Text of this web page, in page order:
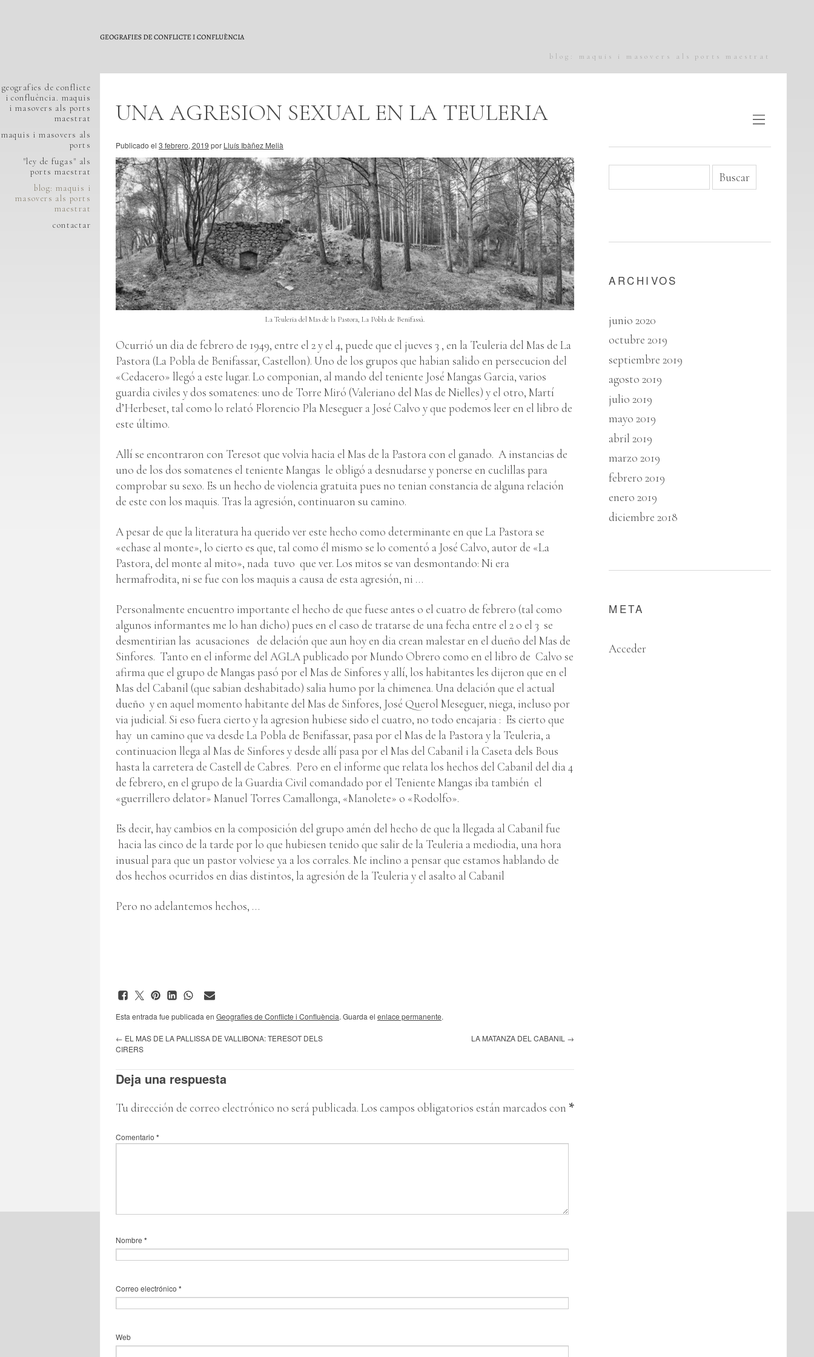
geografies de conflicte
i confluència. maquis
i masovers als ports
maestrat
maquis i masovers als
ports
"ley de fugas" als
ports maestrat
blog: maquis i
masovers als ports
maestrat
contactar
blog: maquis i masovers als ports maestrat
UNA AGRESION SEXUAL EN LA TEULERIA
Publicado el 3 febrero, 2019 por Lluís Ibàñez Melià
La Teuleria del Mas de la Pastora, La Pobla de Benifassà.
Ocurrió un dia de febrero de 1949, entre el 2 y el 4, puede que el jueves 3 , en la Teuleria del Mas de La
Pastora (La Pobla de Benifassar, Castellon). Uno de los grupos que habian salido en persecucion del
«Cedacero» llegó a este lugar. Lo componian, al mando del teniente José Mangas Garcia, varios
guardia civiles y dos somatenes: uno de Torre Miró (Valeriano del Mas de Nielles) y el otro, Martí
d’Herbeset, tal como lo relató Florencio Pla Meseguer a José Calvo y que podemos leer en el libro de
este último.
Allí se encontraron con Teresot que volvia hacia el Mas de la Pastora con el ganado. A instancias de
uno de los dos somatenes el teniente Mangas le obligó a desnudarse y ponerse en cuclillas para
comprobar su sexo. Es un hecho de violencia gratuita pues no tenian constancia de alguna relación
de este con los maquis. Tras la agresión, continuaron su camino.
A pesar de que la literatura ha querido ver este hecho como determinante en que La Pastora se
«echase al monte», lo cierto es que, tal como él mismo se lo comentó a José Calvo, autor de «La
Pastora, del monte al mito», nada tuvo que ver. Los mitos se van desmontando: Ni era
hermafrodita, ni se fue con los maquis a causa de esta agresión, ni …
Personalmente encuentro importante el hecho de que fuese antes o el cuatro de febrero (tal como
algunos informantes me lo han dicho) pues en el caso de tratarse de una fecha entre el 2 o el 3 se
desmentirian las acusaciones de delación que aun hoy en dia crean malestar en el dueño del Mas de
Sinfores. Tanto en el informe del AGLA publicado por Mundo Obrero como en el libro de Calvo se
afirma que el grupo de Mangas pasó por el Mas de Sinfores y allí, los habitantes les dijeron que en el
Mas del Cabanil (que sabian deshabitado) salia humo por la chimenea. Una delación que el actual
dueño y en aquel momento habitante del Mas de Sinfores, José Querol Meseguer, niega, incluso por
via judicial. Si eso fuera cierto y la agresion hubiese sido el cuatro, no todo encajaria : Es cierto que
hay un camino que va desde La Pobla de Benifassar, pasa por el Mas de la Pastora y la Teuleria, a
continuacion llega al Mas de Sinfores y desde allí pasa por el Mas del Cabanil i la Caseta dels Bous
hasta la carretera de Castell de Cabres. Pero en el informe que relata los hechos del Cabanil del dia 4
de febrero, en el grupo de la Guardia Civil comandado por el Teniente Mangas iba también el
«guerrillero delator» Manuel Torres Camallonga, «Manolete» o «Rodolfo».
Es decir, hay cambios en la composición del grupo amén del hecho de que la llegada al Cabanil fue
hacia las cinco de la tarde por lo que hubiesen tenido que salir de la Teuleria a mediodia, una hora
inusual para que un pastor volviese ya a los corrales. Me inclino a pensar que estamos hablando de
dos hechos ocurridos en dias distintos, la agresión de la Teuleria y el asalto al Cabanil
Pero no adelantemos hechos, …
Esta entrada fue publicada en Geografies de Conflicte i Confluència. Guarda el enlace permanente.
← EL MAS DE LA PALLISSA DE VALLIBONA: TERESOT DELS
CIRERS
LA MATANZA DEL CABANIL →
Deja una respuesta
Tu dirección de correo electrónico no será publicada. Los campos obligatorios están marcados con *
Comentario *
Nombre *
Correo electrónico *
Web
ARCHIVOS
junio 2020
octubre 2019
septiembre 2019
agosto 2019
julio 2019
mayo 2019
abril 2019
marzo 2019
febrero 2019
enero 2019
diciembre 2018
META
Acceder